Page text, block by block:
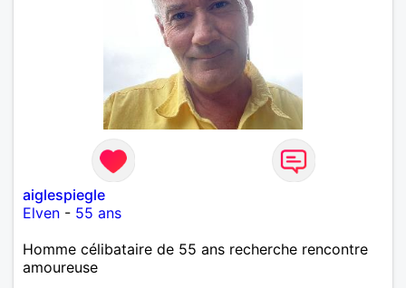
aiglespiegle
Elven - 55 ans
Homme célibataire de 55 ans recherche rencontre
amoureuse